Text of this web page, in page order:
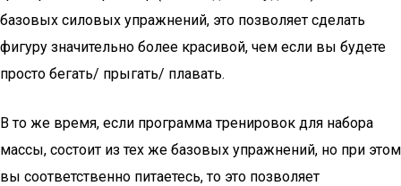
базовых силовых упражнений, это позволяет сделать
фигуру значительно более красивой, чем если вы будете
просто бегать/ прыгать/ плавать.
В то же время, если программа тренировок для набора
массы, состоит из тех же базовых упражнений, но при этом
вы соответственно питаетесь, то это позволяет